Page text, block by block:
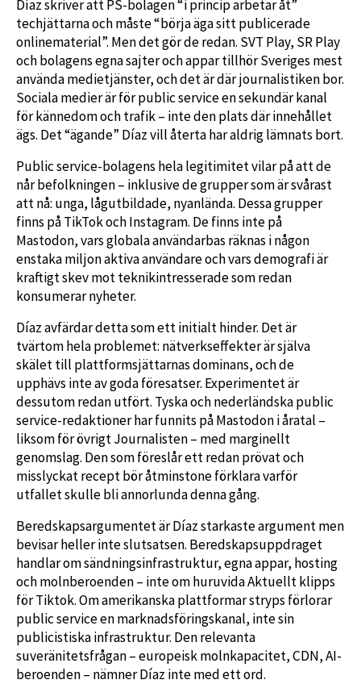
Díaz skriver att PS-bolagen “i princip arbetar åt”
techjättarna och måste “börja äga sitt publicerade
onlinematerial”. Men det gör de redan. SVT Play, SR Play
och bolagens egna sajter och appar tillhör Sveriges mest
använda medietjänster, och det är där journalistiken bor.
Sociala medier är för public service en sekundär kanal
för kännedom och trafik – inte den plats där innehållet
ägs. Det “ägande” Díaz vill återta har aldrig lämnats bort.
Public service-bolagens hela legitimitet vilar på att de
når befolkningen – inklusive de grupper som är svårast
att nå: unga, lågutbildade, nyanlända. Dessa grupper
finns på TikTok och Instagram. De finns inte på
Mastodon, vars globala användarbas räknas i någon
enstaka miljon aktiva användare och vars demografi är
kraftigt skev mot teknikintresserade som redan
konsumerar nyheter.
Díaz avfärdar detta som ett initialt hinder. Det är
tvärtom hela problemet: nätverkseffekter är själva
skälet till plattformsjättarnas dominans, och de
upphävs inte av goda föresatser. Experimentet är
dessutom redan utfört. Tyska och nederländska public
service-redaktioner har funnits på Mastodon i åratal –
liksom för övrigt Journalisten – med marginellt
genomslag. Den som föreslår ett redan prövat och
misslyckat recept bör åtminstone förklara varför
utfallet skulle bli annorlunda denna gång.
Beredskapsargumentet är Díaz starkaste argument men
bevisar heller inte slutsatsen. Beredskapsuppdraget
handlar om sändningsinfrastruktur, egna appar, hosting
och molnberoenden – inte om huruvida Aktuellt klipps
för Tiktok. Om amerikanska plattformar stryps förlorar
public service en marknadsföringskanal, inte sin
publicistiska infrastruktur. Den relevanta
suveränitetsfrågan – europeisk molnkapacitet, CDN, AI-
beroenden – nämner Díaz inte med ett ord.